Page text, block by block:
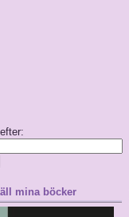
mina böcker